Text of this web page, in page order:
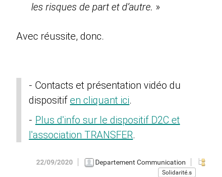
les risques de part et d’autre. »
Avec réussite, donc.
Contacts et présentation vidéo du
dispositifen cliquant ici.
Plus d'info sur le dispositif D2C et
l'association TRANSFER.
22/09/2020 Departement Communication
Solidarité.s